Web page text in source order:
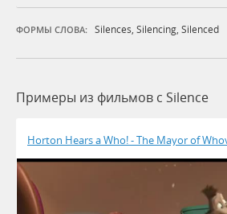
ФОРМЫ СЛОВА: Silences, Silencing, Silenced
Примеры из фильмов c Silence
Horton Hears a Who! - The Mayor of